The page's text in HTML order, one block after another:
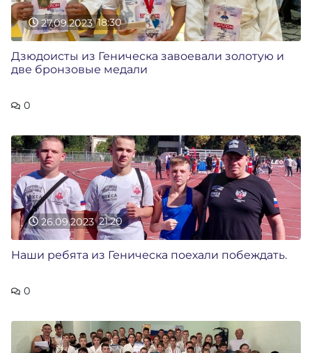
27.09.2023 18:30
Дзюдоисты из Геническа завоевали золотую и
две бронзовые медали
0
26.09.2023 21:20
Наши ребята из Геническа поехали побеждать.
0